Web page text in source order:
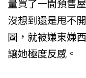
量買了一間預售
沒想到還是甩不
圖，就被嫌東嫌
讓她極度反感。